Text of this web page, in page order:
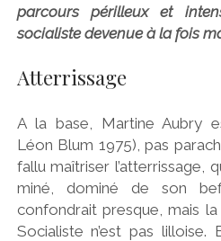
parcours périlleux et
socialiste devenue à la fois
Atterrissage
A la base, Martine Aubry
Léon Blum 1975), pas
fallu maîtriser l’atterrissage,
miné, dominé de son
confondrait presque, mais
Socialiste n’est pas